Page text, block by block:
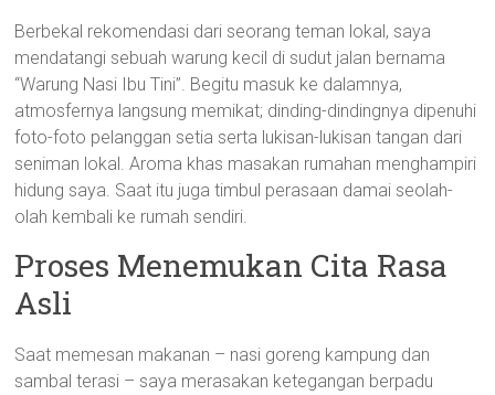
Berbekal rekomendasi dari seorang teman lokal, saya
mendatangi sebuah warung kecil di sudut jalan bernama
“Warung Nasi Ibu Tini”. Begitu masuk ke dalamnya,
atmosfernya langsung memikat; dinding-dindingnya dipenuhi
foto-foto pelanggan setia serta lukisan-lukisan tangan dari
seniman lokal. Aroma khas masakan rumahan menghampiri
hidung saya. Saat itu juga timbul perasaan damai seolah-
olah kembali ke rumah sendiri.
Proses Menemukan Cita Rasa
Asli
Saat memesan makanan – nasi goreng kampung dan
sambal terasi – saya merasakan ketegangan berpadu